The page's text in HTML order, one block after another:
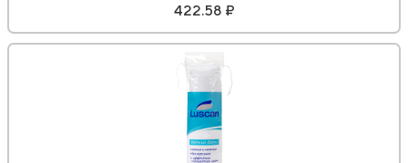
422.58 ₽